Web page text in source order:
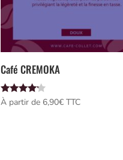
Café CREMOKA
Note
4.00
À partir de 6,90€ TTC